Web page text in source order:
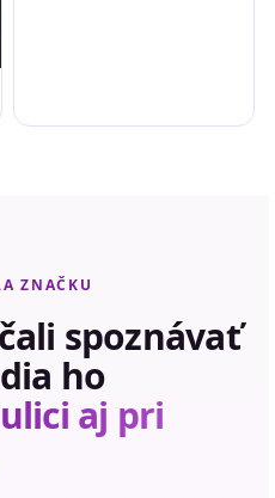
ZNAČKU
spoznávať
ho
aj pri